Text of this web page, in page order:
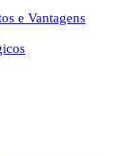
e Vantagens